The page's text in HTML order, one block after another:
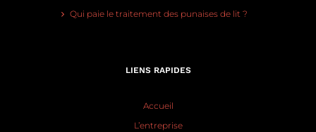
Qui paie le traitement des punaises de lit ?
LIENS RAPIDES
Accueil
L’entreprise